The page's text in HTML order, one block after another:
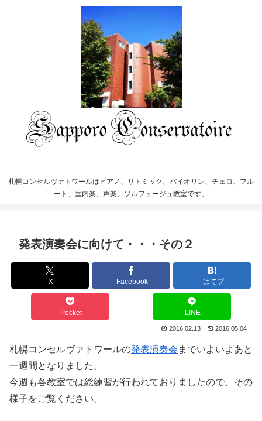
札幌コンセルヴァトワールはピアノ、リトミック、バイオリン、チェロ、フル
ート、室内楽、声楽、ソルフェージュ教室です。
発表演奏会に向けて・・・その２
X Facebook はてブ
Pocket LINE
2016.02.13 2016.05.04
札幌コンセルヴァトワールの発表演奏会 までいよいよあと
一週間となりました。
今週も各教室では総練習が行われておりましたので、その
様子をご覧ください。